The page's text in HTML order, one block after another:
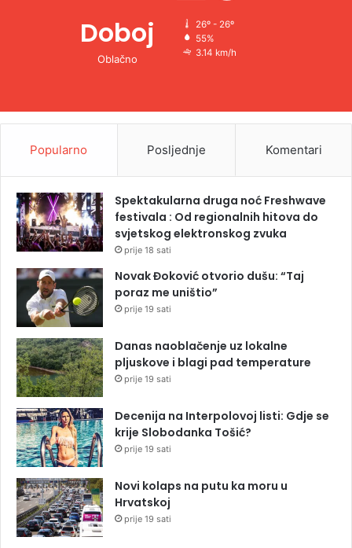
Doboj
Oblačno
26º - 26º
55%
3.14 km/h
Popularno Posljednje Komentari
Spektakularna druga noć Freshwave
festivala : Od regionalnih hitova do
svjetskog elektronskog zvuka
prije 18 sati
Novak Đoković otvorio dušu: “Taj
poraz me uništio”
prije 19 sati
Danas naoblačenje uz lokalne
pljuskove i blagi pad temperature
prije 19 sati
Decenija na Interpolovoj listi: Gdje se
krije Slobodanka Tošić?
prije 19 sati
Novi kolaps na putu ka moru u
Hrvatskoj
prije 19 sati